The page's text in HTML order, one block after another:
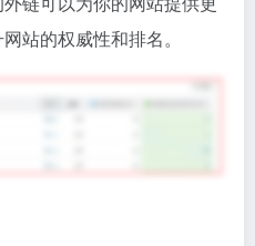
站的权威性和排名。